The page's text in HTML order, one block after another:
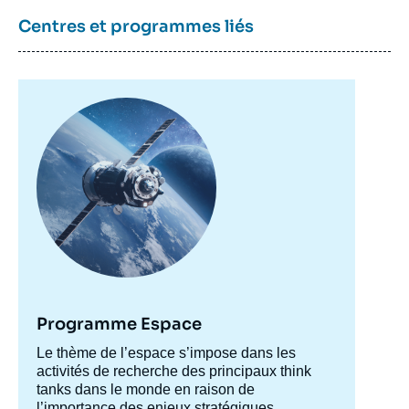
Centres et programmes liés
principale
Programme Espace
Accroche
centre
Le thème de l’espace s’impose dans les
activités de recherche des principaux think
tanks dans le monde en raison de
publication
Jean-Pierre DARNIS, « Space as a Key
Element of Europe's Digital Sovereignty »,
Notes, Ifri, 15 décembre 2020.
Copier